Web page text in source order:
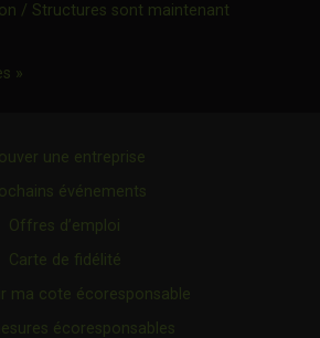
/ Structures sont maintenant
lien s'ouvrira dans une nouvelle fenêtre"
»Ce lien s'ouvrira dans une nouvelle
une entreprise
événements
Offres d’emploi
Carte de fidélité
ma cote écoresponsable
écoresponsables